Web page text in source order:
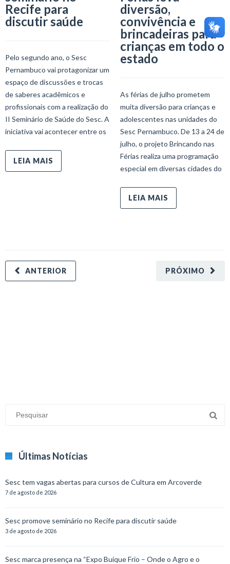
Recife para
discutir saúde
Pelo segundo ano, o Sesc
Pernambuco vai protagonizar um
espaço de discussões e trocas
de saberes acadêmicos e
profissionais com a realização do
II Seminário de Saúde do Sesc. A
iniciativa vai acontecer entre os
LEIA MAIS
diversão,
convivência e
brincadeiras para
crianças em todo o
estado
As férias de julho prometem
muita diversão para crianças e
adolescentes nas unidades do
Sesc Pernambuco. De 13 a 24 de
julho, o projeto Brincando nas
Férias realiza uma programação
especial em diversas cidades do
LEIA MAIS
PRÓXIMO
ANTERIOR
Últimas Notícias
Sesc tem vagas abertas para cursos de Cultura em Arcoverde
7 de agosto de 2026
Sesc promove seminário no Recife para discutir saúde
3 de agosto de 2026
Sesc marca presença na “Expo Buíque Frio – Onde o Agro e o